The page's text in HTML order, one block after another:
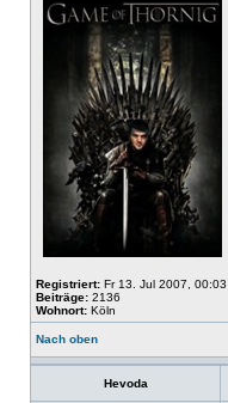
Registriert: Fr 13. Jul 2007, 00:03
Beiträge: 2136
Wohnort: Köln
Nach oben
Hevoda